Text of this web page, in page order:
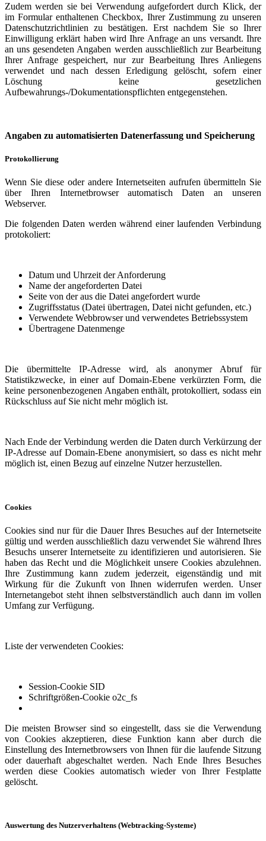
Zudem werden sie bei Verwendung aufgefordert durch Klick, der
im Formular enthaltenen Checkbox, Ihrer Zustimmung zu unseren
Datenschutzrichtlinien zu bestätigen. Erst nachdem Sie so Ihrer
Einwilligung erklärt haben wird Ihre Anfrage an uns versandt. Ihre
an uns gesendeten Angaben werden ausschließlich zur Bearbeitung
Ihrer Anfrage gespeichert, nur zur Bearbeitung Ihres Anliegens
verwendet und nach dessen Erledigung gelöscht, sofern einer
Löschung keine gesetzlichen
Aufbewahrungs-/Dokumentationspflichten entgegenstehen.
Angaben zu automatisierten Datenerfassung und Speicherung
Protokollierung
Wenn Sie diese oder andere Internetseiten aufrufen übermitteln Sie
über Ihren Internetbrowser automatisch Daten an unseren
Webserver.
Die folgenden Daten werden während einer laufenden Verbindung
protokoliert:
Datum und Uhrzeit der Anforderung
Name der angeforderten Datei
Seite von der aus die Datei angefordert wurde
Zugriffsstatus (Datei übertragen, Datei nicht gefunden, etc.)
Verwendete Webbrowser und verwendetes Betriebssystem
Übertragene Datenmenge
Die übermittelte IP-Adresse wird, als anonymer Abruf für
Statistikzwecke, in einer auf Domain-Ebene verkürzten Form, die
keine personenbezogenen Angaben enthält, protokolliert, sodass ein
Rückschluss auf Sie nicht mehr möglich ist.
Nach Ende der Verbindung werden die Daten durch Verkürzung der
IP-Adresse auf Domain-Ebene anonymisiert, so dass es nicht mehr
möglich ist, einen Bezug auf einzelne Nutzer herzustellen.
Cookies
Cookies sind nur für die Dauer Ihres Besuches auf der Internetseite
gültig und werden ausschließlich dazu verwendet Sie während Ihres
Besuchs unserer Internetseite zu identifizieren und autorisieren. Sie
haben das Recht und die Möglichkeit unsere Cookies abzulehnen.
Ihre Zustimmung kann zudem jederzeit, eigenständig und mit
Wirkung für die Zukunft von Ihnen widerrufen werden. Unser
Internetangebot steht ihnen selbstverständlich auch dann im vollen
Umfang zur Verfügung.
Liste der verwendeten Cookies:
Session-Cookie SID
Schriftgrößen-Cookie o2c_fs
Die meisten Browser sind so eingestellt, dass sie die Verwendung
von Cookies akzeptieren, diese Funktion kann aber durch die
Einstellung des Internetbrowsers von Ihnen für die laufende Sitzung
oder dauerhaft abgeschaltet werden. Nach Ende Ihres Besuches
werden diese Cookies automatisch wieder von Ihrer Festplatte
gelöscht.
Auswertung des Nutzerverhaltens (Webtracking-Systeme)